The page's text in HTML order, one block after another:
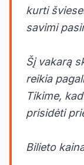
kurti
savimi
Šį vakarą
reikia
Tikime,
prisidėti
Bilieto